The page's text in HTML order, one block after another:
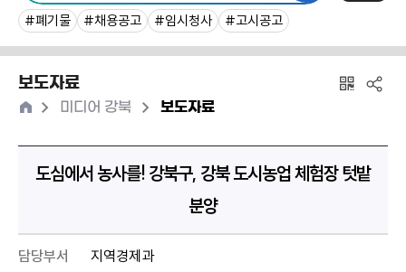
검
색
#폐기물 #채용공고 #임시청사 #고시공고
보도자료
홈 >미디어 강북 >보도자료
도심에서 농사를! 강북구, 강북 도시농업 체험장 텃밭
분양
담당부서 지역경제과